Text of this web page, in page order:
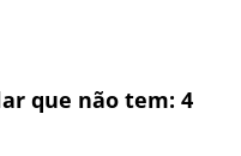
que não tem: 4